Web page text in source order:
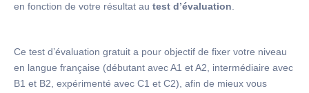
en fonction de votre résultat au test d’évaluation.
Ce test d’évaluation gratuit a pour objectif de fixer votre niveau
en langue française (débutant avec A1 et A2, intermédiaire avec
B1 et B2, expérimenté avec C1 et C2), afin de mieux vous